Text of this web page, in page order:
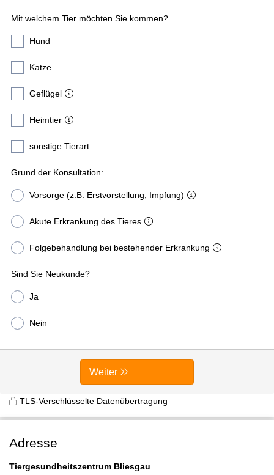
Mit welchem Tier möchten Sie kommen?
Hund
Katze
Geflügel
Heimtier
sonstige Tierart
Grund der Konsultation:
Vorsorge (z.B. Erstvorstellung, Impfung)
Akute Erkrankung des Tieres
Folgebehandlung bei bestehender Erkrankung
Sind Sie Neukunde?
Ja
Nein
Weiter
TLS-Verschlüsselte Datenübertragung
Adresse
Tiergesundheitszentrum Bliesgau